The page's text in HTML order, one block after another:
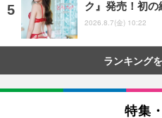
ク』発売！初
2026.8.7(金) 10:22
ランキング
特集